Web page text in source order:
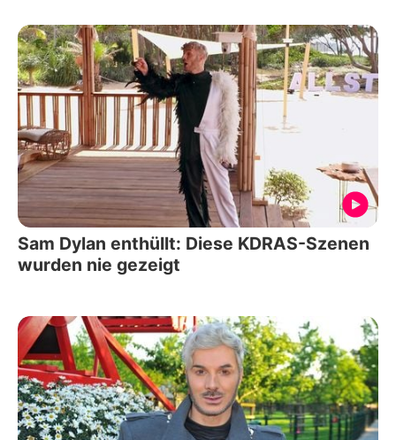
Sam Dylan enthüllt: Diese KDRAS-Szenen
wurden nie gezeigt